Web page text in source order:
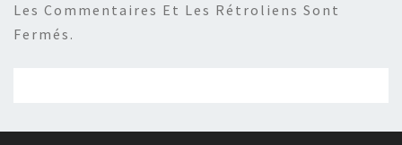
Les Commentaires Et Les Rétroliens Sont
Fermés.